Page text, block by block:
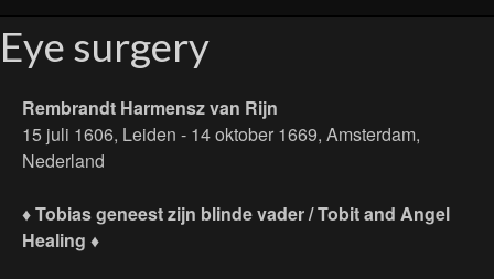
Eye surgery
Rembrandt Harmensz van Rijn
15 juli 1606, Leiden - 14 oktober 1669, Amsterdam,
Nederland
♦ Tobias geneest zijn blinde vader / Tobit and Angel
Healing ♦